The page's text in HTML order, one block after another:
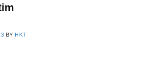
BY HKT